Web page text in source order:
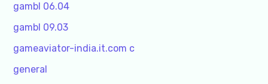
gambl 06.04
gambl 09.03
gameaviator-india.it.com c
general